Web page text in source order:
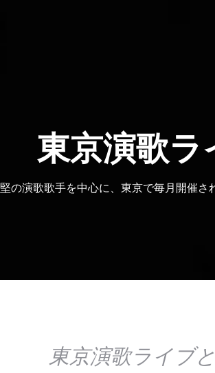
東京演歌ラ
の演歌歌手を中心に、東京で毎月開催さ
東京演歌ライブ